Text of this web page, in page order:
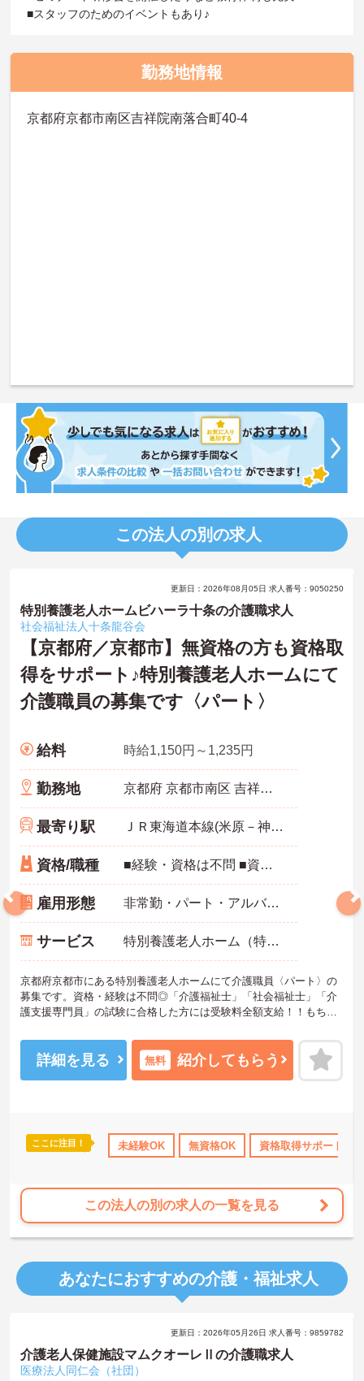
■スタッフのためのイベントもあり♪
勤務地情報
京都府京都市南区吉祥院南落合町40-4
この法人の別の求人
格OK 資格取得サポート 社会保険完備 交通費支給 退職金
更新日：2026年08月05日 求人番号：9050250
特別養護老人ホームビハーラ十条の介護職求人
社会福祉法人十条龍谷会
【京都府／京都市】無資格の方も資格取
得をサポート♪特別養護老人ホームにて
介護職員の募集です〈パート〉
給料 時給1,150円～1,235円
勤務地 京都府 京都市南区 吉祥院南落合町40-4
最寄り駅 ＪＲ東海道本線(米原－神戸)「西大路駅」徒歩15分
資格/職種 ■経験・資格は不問 ■資格取得を応援 「介護福祉士」「社会福祉士」「介護支援専門員」の試験に合格した方には受験料全額支給
雇用形態 非常勤・パート・アルバイト
サービス 特別養護老人ホーム（特養）
京都府京都市にある特別養護老人ホームにて介護職員〈パート〉の
募集です。資格・経験は不問◎「介護福祉士」「社会福祉士」「介
護支援専門員」の試験に合格した方には受験料全額支給！！もちろ
お問合せ下さい。更に詳細などお伝えします。
詳細を見る 無料 紹介してもらう
ここに注目！ 未経験OK 無資格OK 資格取得サポート
この法人の別の求人の一覧を見る
あなたにおすすめの介護・福祉求人
更新日：2026年05月26日 求人番号：9859782
介護老人保健施設マムクオーレⅡの介護職求人
医療法人同仁会（社団）